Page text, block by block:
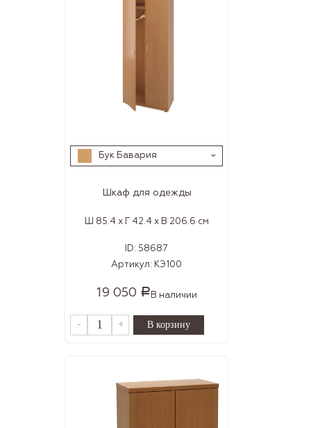
Бук Бавария
Шкаф для одежды
Ш 85.4 x Г 42.4 x В 206.6 см
ID: 58687
Артикул: КЭ100
19 050 Р В наличии
- +